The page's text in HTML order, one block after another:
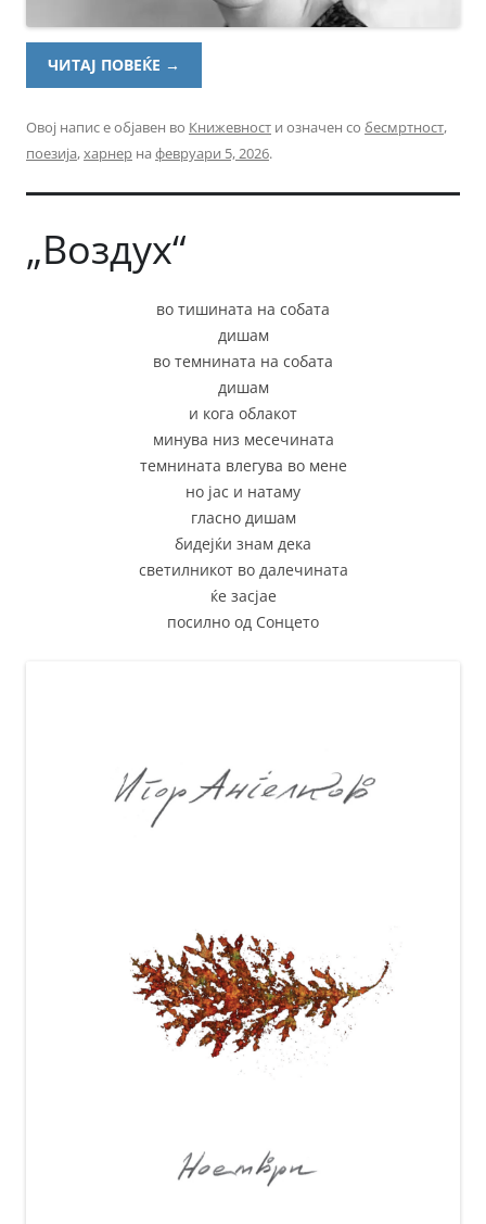
ЧИТАЈ ПОВЕЌЕ →
Овој напис е објавен во Книжевност и означен со бесмртност,
поезија,харнер на февруари 5, 2026.
„Воздух“
во тишината на собата
дишам
во темнината на собата
дишам
и кога облакот
минува низ месечината
темнината влегува во мене
но јас и натаму
гласно дишам
бидејќи знам дека
светилникот во далечината
ќе засјае
посилно од Сонцето